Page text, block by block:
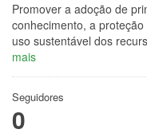
Promover a adoção de
conhecimento, a
uso sustentável dos
mais
Seguidores
0